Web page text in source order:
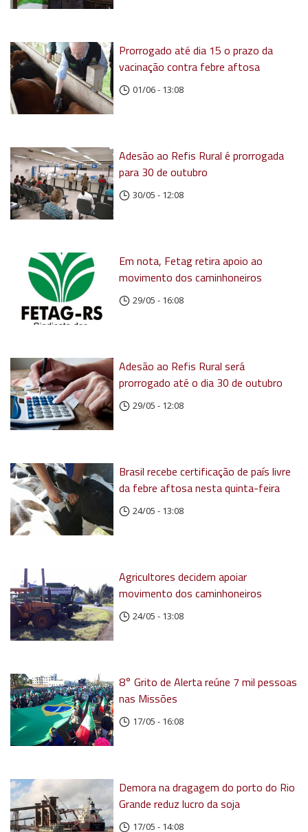
Prorrogado até dia 15 o prazo da
vacinação contra febre aftosa
01/06 - 13:08
Adesão ao Refis Rural é prorrogada
para 30 de outubro
30/05 - 12:08
Em nota, Fetag retira apoio ao
movimento dos caminhoneiros
29/05 - 16:08
Adesão ao Refis Rural será
prorrogado até o dia 30 de outubro
29/05 - 12:08
Brasil recebe certificação de país livre
da febre aftosa nesta quinta-feira
24/05 - 13:08
Agricultores decidem apoiar
movimento dos caminhoneiros
24/05 - 13:08
8° Grito de Alerta reúne 7 mil pessoas
nas Missões
17/05 - 16:08
Demora na dragagem do porto do Rio
Grande reduz lucro da soja
17/05 - 14:08